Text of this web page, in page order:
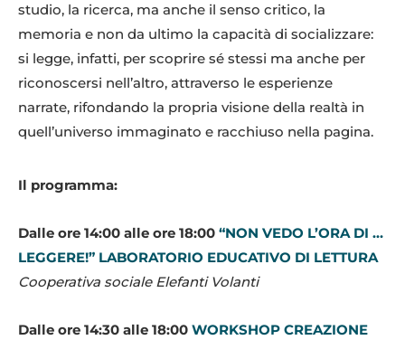
studio, la ricerca, ma anche il senso critico, la
memoria e non da ultimo la capacità di socializzare:
si legge, infatti, per scoprire sé stessi ma anche per
riconoscersi nell’altro, attraverso le esperienze
narrate, rifondando la propria visione della realtà in
quell’universo immaginato e racchiuso nella pagina.
Il programma:
Dalle ore 14:00 alle ore 18:00 “NON VEDO L’ORA DI …
LEGGERE!” LABORATORIO EDUCATIVO DI LETTURA
Cooperativa sociale Elefanti Volanti
Dalle ore 14:30 alle 18:00 WORKSHOP CREAZIONE